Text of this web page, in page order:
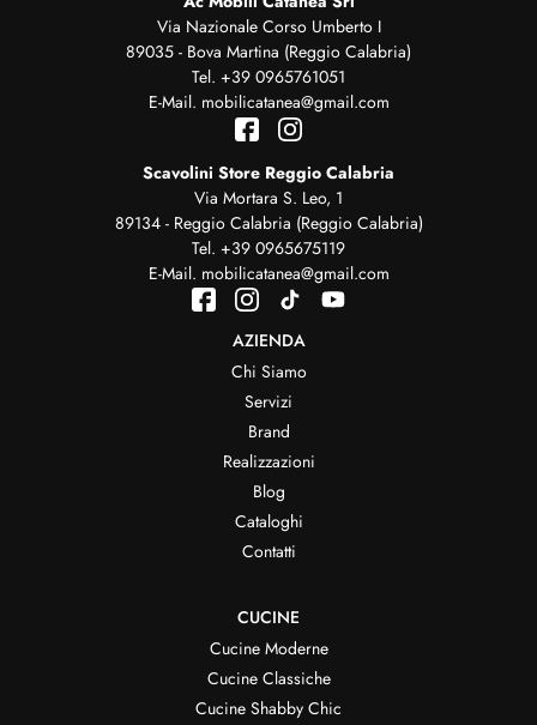
Via Nazionale Corso Umberto I
89035 - Bova Martina (Reggio Calabria)
Tel. +39 0965761051
E-Mail. mobilicatanea@gmail.com
Scavolini Store Reggio Calabria
Via Mortara S. Leo, 1
89134 - Reggio Calabria (Reggio Calabria)
Tel. +39 0965675119
E-Mail. mobilicatanea@gmail.com
AZIENDA
Chi Siamo
Servizi
Brand
Realizzazioni
Blog
Cataloghi
Contatti
CUCINE
Cucine Moderne
Cucine Classiche
Cucine Shabby Chic